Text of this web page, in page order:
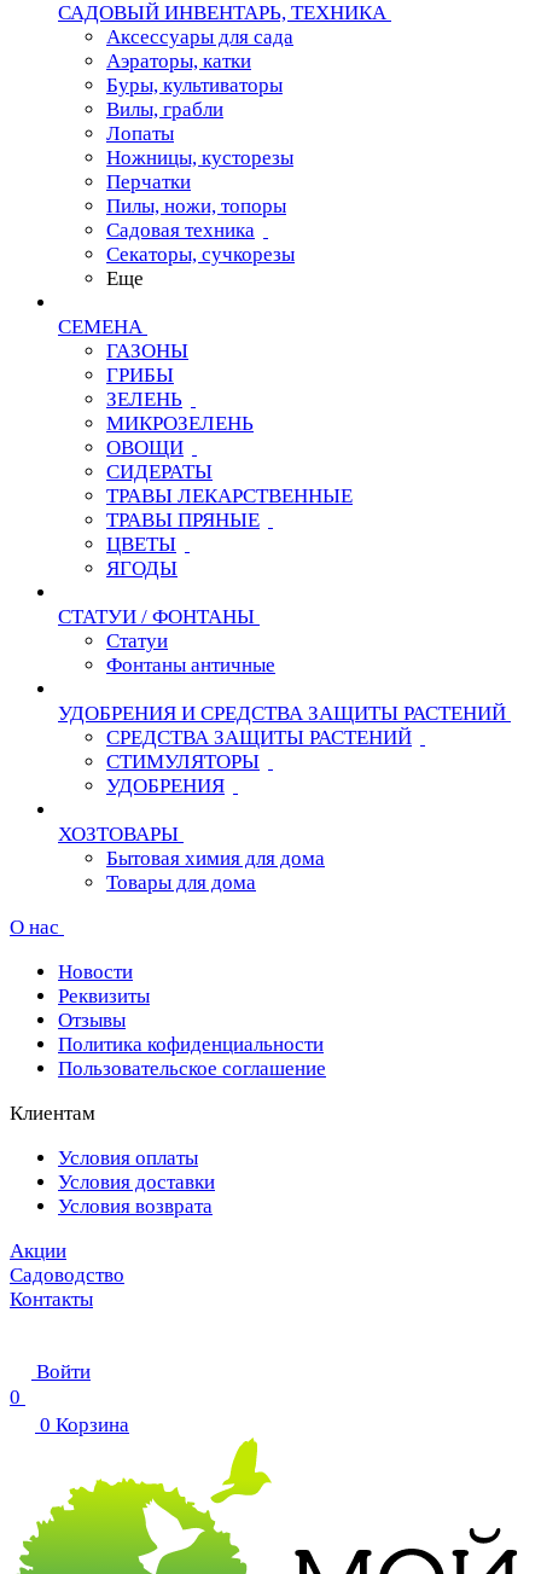
САДОВЫЙ ИНВЕНТАРЬ, ТЕХНИКА
Аксессуары для сада
Аэраторы, катки
Буры, культиваторы
Вилы, грабли
Лопаты
Ножницы, кусторезы
Перчатки
Пилы, ножи, топоры
Садовая техника
Секаторы, сучкорезы
Еще
СЕМЕНА
ГАЗОНЫ
ГРИБЫ
ЗЕЛЕНЬ
МИКРОЗЕЛЕНЬ
ОВОЩИ
СИДЕРАТЫ
ТРАВЫ ЛЕКАРСТВЕННЫЕ
ТРАВЫ ПРЯНЫЕ
ЦВЕТЫ
ЯГОДЫ
СТАТУИ / ФОНТАНЫ
Статуи
Фонтаны античные
УДОБРЕНИЯ И СРЕДСТВА ЗАЩИТЫ РАСТЕНИЙ
СРЕДСТВА ЗАЩИТЫ РАСТЕНИЙ
СТИМУЛЯТОРЫ
УДОБРЕНИЯ
ХОЗТОВАРЫ
Бытовая химия для дома
Товары для дома
О нас
Новости
Реквизиты
Отзывы
Политика кофиденциальности
Пользовательское соглашение
Клиентам
Условия оплаты
Условия доставки
Условия возврата
Акции
Садоводство
Контакты
Войти
0
0 Корзина